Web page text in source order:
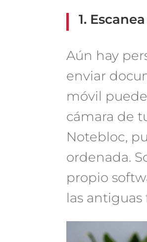
1.
Aún hay
enviar
móvil
cámara de
Notebloc,
ordenada.
propio
las antiguas